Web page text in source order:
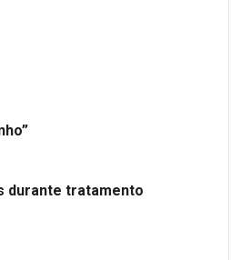
durante tratamento